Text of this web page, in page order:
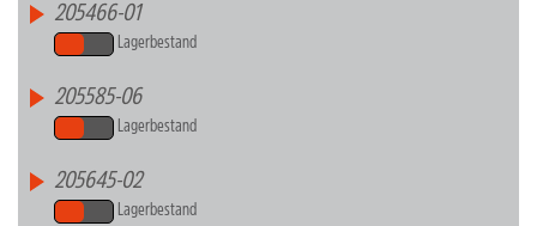
205466-01
Lagerbestand
205585-06
Lagerbestand
205645-02
Lagerbestand